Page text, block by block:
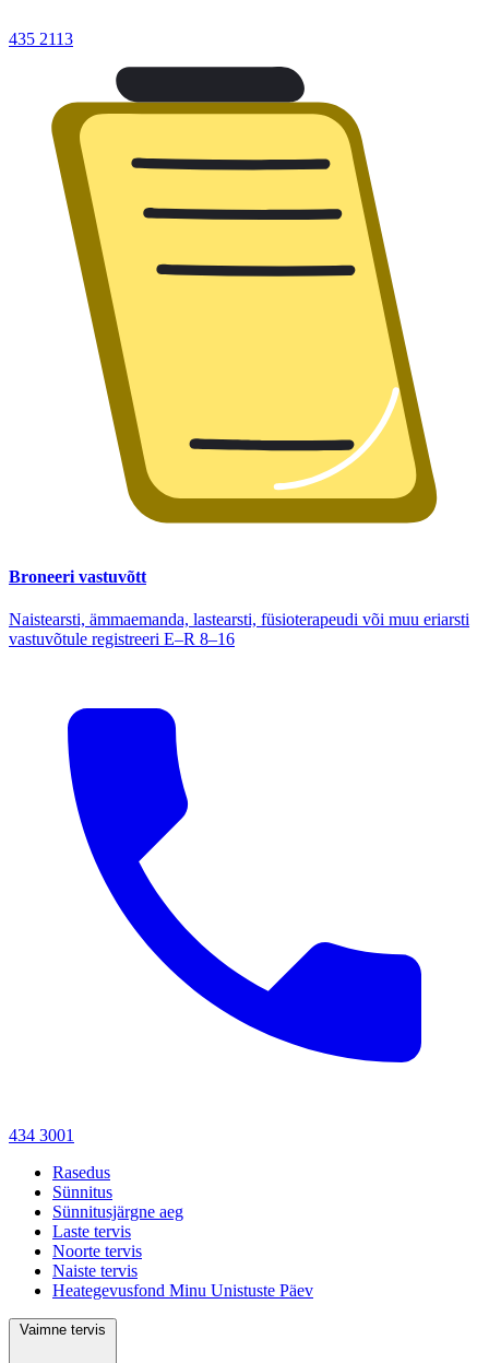
435 2113
Broneeri vastuvõtt
Naistearsti, ämmaemanda, lastearsti, füsioterapeudi või muu eriarsti
vastuvõtule registreeri E–R 8–16
434 3001
Rasedus
Sünnitus
Sünnitusjärgne aeg
Laste tervis
Noorte tervis
Naiste tervis
Heategevusfond Minu Unistuste Päev
Vaimne tervis